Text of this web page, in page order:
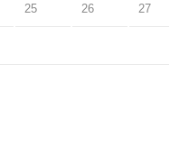
25 26 27